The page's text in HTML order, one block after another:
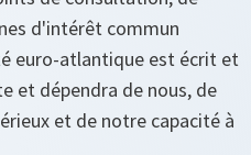
d'intérêt commun
euro-atlantique est écrit et
et dépendra de nous, de
et de notre capacité à